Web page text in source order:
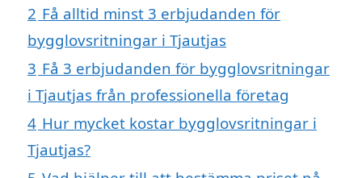
2 Få alltid minst 3 erbjudanden för
bygglovsritningar i Tjautjas
3 Få 3 erbjudanden för bygglovsritningar
i Tjautjas från professionella företag
4 Hur mycket kostar bygglovsritningar i
Tjautjas?